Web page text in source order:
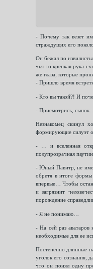
- Почему так везет
страждущих его
Он бежал по
чья-то крепкая рука
же глаза, которые
- Пришло время
- Кто вы такой?! И
- Присмотрись,
Незнакомец скинул
формирующие силуэт
- … и вселенная
полупрозрачная
- Юный Павитр, не
обретя в итоге
впервые… Чтобы
и загрязнит
порождение
- Я не понимаю…
- На сей раз аватаров
необходимые для ее
Постепенно длинные
уголок его сознания,
что он понял одну